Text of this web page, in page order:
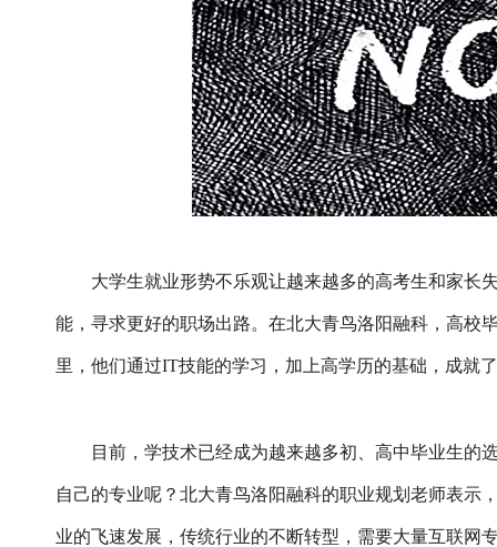
大学生就业形势不乐观让越来越多的高考生和家长
能，寻求更好的职场出路。在北大青鸟洛阳融科，高校
里，他们通过IT技能的学习，加上高学历的基础，成就
目前，学技术已经成为越来越多初、高中毕业生的
自己的专业呢？北大青鸟洛阳融科的职业规划老师表示
业的飞速发展，传统行业的不断转型，需要大量互联网